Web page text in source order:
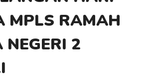
MPLS RAMAH
NEGERI 2